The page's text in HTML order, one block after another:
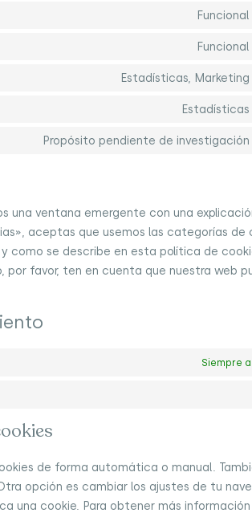
Funcional
Funcional
Estadísticas, Marketing
Estadísticas
Propósito pendiente de investigación
una ventana emergente con una
aceptas que usemos las categorías de
como se describe en esta política de
por favor, ten en cuenta que nuestra web
Siempre
de forma automática o manual.
opción es cambiar los ajustes de tu
una cookie. Para obtener más información